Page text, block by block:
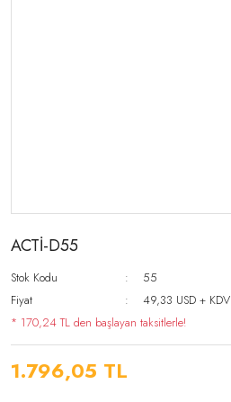
ACTİ-D55
Stok Kodu
55
Fiyat
49,33 USD + KDV
* 170,24 TL den başlayan taksitlerle!
1.796,05 TL